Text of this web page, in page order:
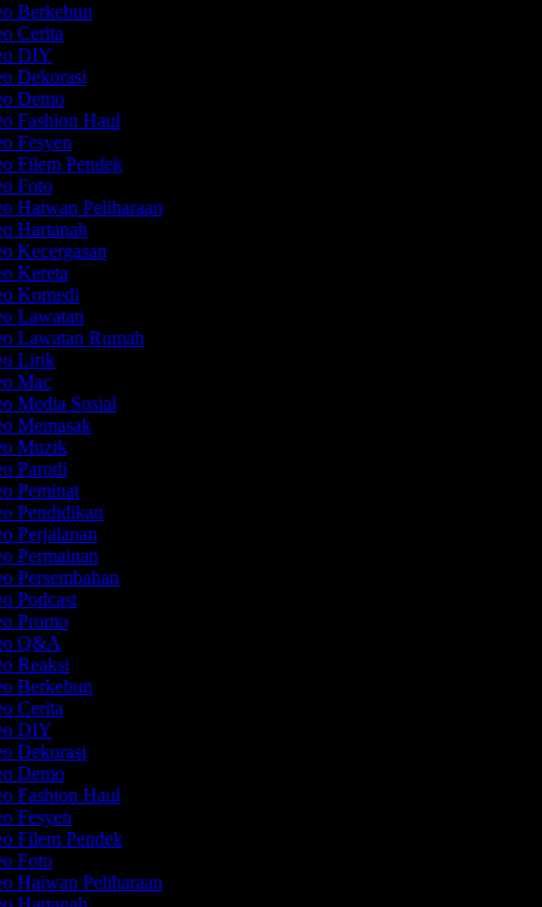
Berkebun
Cerita
DIY
Dekorasi
Demo
Fashion Haul
Fesyen
Filem Pendek
Foto
Haiwan Peliharaan
Hartanah
Kecergasan
Kereta
Komedi
Lawatan
Lawatan Rumah
Lirik
Mac
Media Sosial
Memasak
Muzik
Parodi
Peminat
Pendidikan
Perjalanan
Permainan
Persembahan
Podcast
Promo
Q&A
Reaksi
Berkebun
Cerita
DIY
Dekorasi
Demo
Fashion Haul
Fesyen
Filem Pendek
Foto
Haiwan Peliharaan